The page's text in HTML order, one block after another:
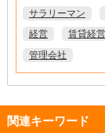
サラリーマン
経営
賃貸経営
管理会社
関連キーワード